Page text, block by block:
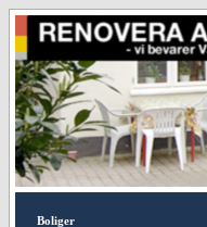
Boliger